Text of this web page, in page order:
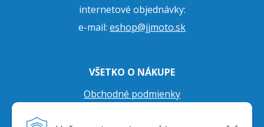
internetové objednávky:
e-mail: eshop@jjmoto.sk
VŠETKO O NÁKUPE
Obchodné podmienky